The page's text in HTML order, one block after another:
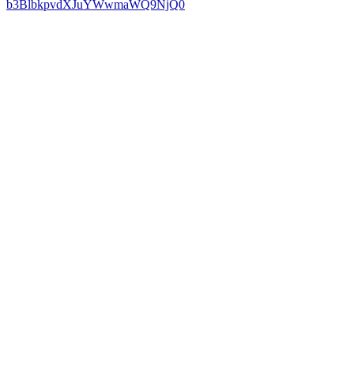
b3BlbkpvdXJuYWwmaWQ9NjQ0